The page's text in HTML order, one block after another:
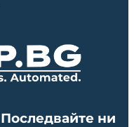
Последвайте ни